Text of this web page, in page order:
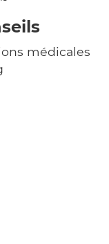
médicales